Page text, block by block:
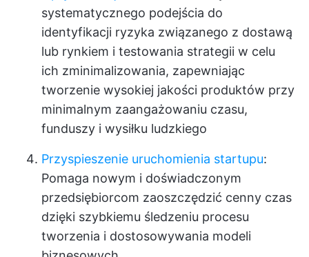
systematycznego podejścia do
identyfikacji ryzyka związanego z dostawą
lub rynkiem i testowania strategii w celu
ich zminimalizowania, zapewniając
tworzenie wysokiej jakości produktów przy
minimalnym zaangażowaniu czasu,
funduszy i wysiłku ludzkiego
Przyspieszenie uruchomienia startupu:
Pomaga nowym i doświadczonym
przedsiębiorcom zaoszczędzić cenny czas
dzięki szybkiemu śledzeniu procesu
tworzenia i dostosowywania modeli